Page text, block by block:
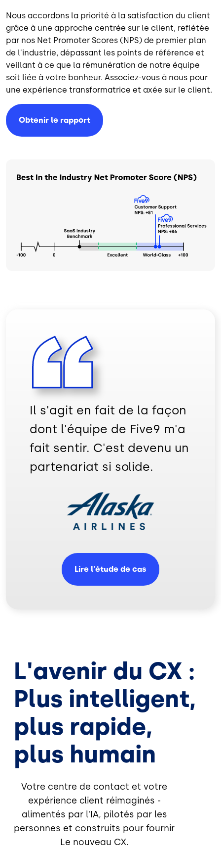
Nous accordons la priorité à la satisfaction du client
grâce à une approche centrée sur le client, reflétée
par nos Net Promoter Scores (NPS) de premier plan
de l'industrie, dépassant les points de référence et
veillant à ce que la rémunération de notre équipe
soit liée à votre bonheur. Associez-vous à nous pour
une expérience transformatrice et axée sur le client.
Obtenir le rapport
Il s'agit en fait de la façon
dont l'équipe de Five9 m'a
fait sentir. C'est devenu un
partenariat si solide.
Lire l'étude de cas
L'avenir du CX :
Plus intelligent,
plus rapide,
plus humain
Votre centre de contact et votre
expérience client réimaginés -
alimentés par l'IA, pilotés par les
personnes et construits pour fournir
Le nouveau CX.